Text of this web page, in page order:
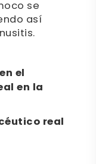
se
así
el
en la
real